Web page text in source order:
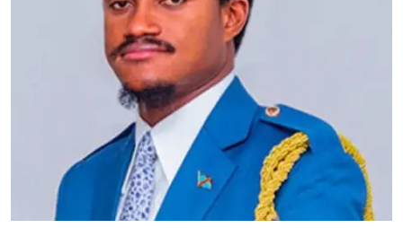
Technologie
Communication
Infrastructures
Coopération